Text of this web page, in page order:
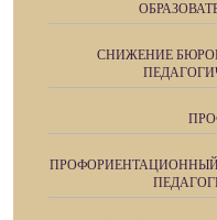
СНИЖЕНИЕ